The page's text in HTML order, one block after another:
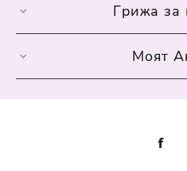
Грижа за
Моят